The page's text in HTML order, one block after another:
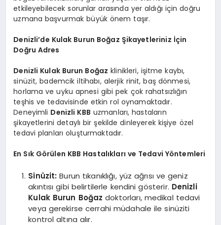
etkileyebilecek sorunlar arasında yer aldığı için doğru
uzmana başvurmak büyük önem taşır.
Denizli’de Kulak Burun Boğaz Şikayetleriniz İçin
Doğru Adres
Denizli Kulak Burun Boğaz klinikleri, işitme kaybı,
sinüzit, bademcik iltihabı, alerjik rinit, baş dönmesi,
horlama ve uyku apnesi gibi pek çok rahatsızlığın
teşhis ve tedavisinde etkin rol oynamaktadır.
Deneyimli Denizli KBB uzmanları, hastaların
şikayetlerini detaylı bir şekilde dinleyerek kişiye özel
tedavi planları oluşturmaktadır.
En Sık Görülen KBB Hastalıkları ve Tedavi Yöntemleri
Sinüzit: Burun tıkanıklığı, yüz ağrısı ve geniz
akıntısı gibi belirtilerle kendini gösterir. Denizli
Kulak Burun Boğaz doktorları, medikal tedavi
veya gerekirse cerrahi müdahale ile sinüziti
kontrol altına alır.